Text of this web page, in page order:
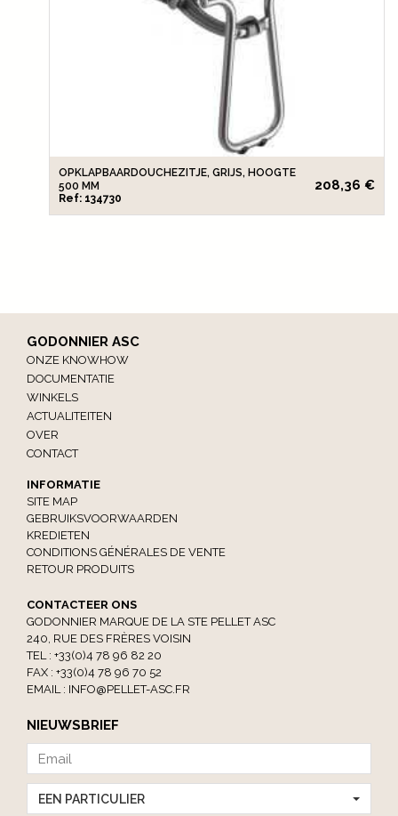
OPKLAPBAARDOUCHEZITJE, GRIJS, HOOGTE
500 MM
Ref: 134730
208,36 €
GODONNIER ASC
ONZE KNOWHOW
DOCUMENTATIE
WINKELS
ACTUALITEITEN
OVER
CONTACT
INFORMATIE
SITE MAP
GEBRUIKSVOORWAARDEN
KREDIETEN
CONDITIONS GÉNÉRALES DE VENTE
RETOUR PRODUITS
CONTACTEER ONS
GODONNIER MARQUE DE LA STE PELLET ASC
240, RUE DES FRÈRES VOISIN
TEL : +33(0)4 78 96 82 20
FAX : +33(0)4 78 96 70 52
EMAIL : INFO@PELLET-ASC.FR
NIEUWSBRIEF
EEN PARTICULIER